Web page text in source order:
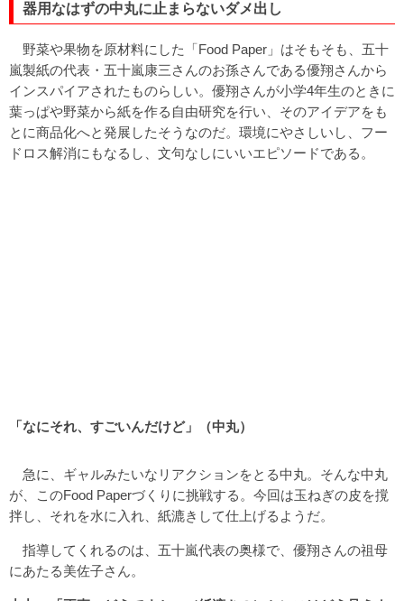
器用なはずの中丸に止まらないダメ出し
野菜や果物を原材料にした「Food Paper」はそもそも、五十
嵐製紙の代表・五十嵐康三さんのお孫さんである優翔さんから
インスパイアされたものらしい。優翔さんが小学4年生のときに
葉っぱや野菜から紙を作る自由研究を行い、そのアイデアをも
とに商品化へと発展したそうなのだ。環境にやさしいし、フー
ドロス解消にもなるし、文句なしにいいエピソードである。
「なにそれ、すごいんだけど」（中丸）
急に、ギャルみたいなリアクションをとる中丸。そんな中丸
が、このFood Paperづくりに挑戦する。今回は玉ねぎの皮を撹
拌し、それを水に入れ、紙漉きして仕上げるようだ。
指導してくれるのは、五十嵐代表の奥様で、優翔さんの祖母
にあたる美佐子さん。